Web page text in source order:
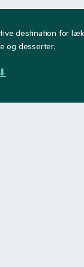
destination for
og desserter.